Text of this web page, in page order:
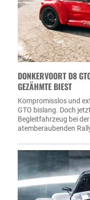
DONKERVOORT D8
GEZÄHMTE BIEST
Kompromisslos und
GTO bislang. Doch
Begleitfahrzeug bei
atemberaubenden